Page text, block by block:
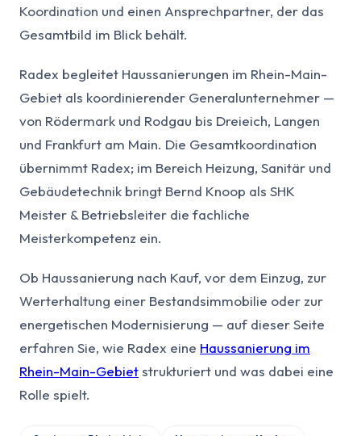
Koordination und einen Ansprechpartner, der das
Gesamtbild im Blick behält.
Radex begleitet Haussanierungen im Rhein-Main-
Gebiet als koordinierender Generalunternehmer —
von Rödermark und Rodgau bis Dreieich, Langen
und Frankfurt am Main. Die Gesamtkoordination
übernimmt Radex; im Bereich Heizung, Sanitär und
Gebäudetechnik bringt Bernd Knoop als SHK
Meister & Betriebsleiter die fachliche
Meisterkompetenz ein.
Ob Haussanierung nach Kauf, vor dem Einzug, zur
Werterhaltung einer Bestandsimmobilie oder zur
energetischen Modernisierung — auf dieser Seite
erfahren Sie, wie Radex eine Haussanierung im
Rhein-Main-Gebietstrukturiert und was dabei eine
Rolle spielt.